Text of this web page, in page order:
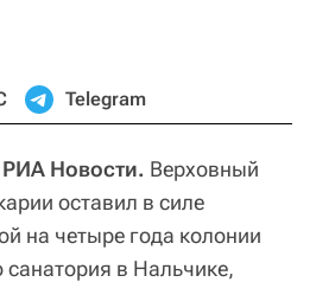
Telegram
Новости. Верховный
оставил в силе
на четыре года колонии
санатория в Нальчике,